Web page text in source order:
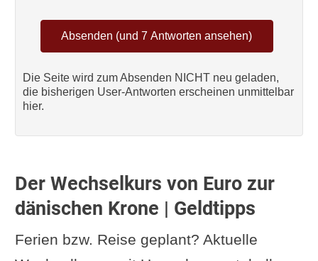
Die Seite wird zum Absenden NICHT neu geladen,
die bisherigen User-Antworten erscheinen unmittelbar
hier.
Der Wechselkurs von Euro zur
dänischen Krone | Geldtipps
Ferien bzw. Reise geplant? Aktuelle